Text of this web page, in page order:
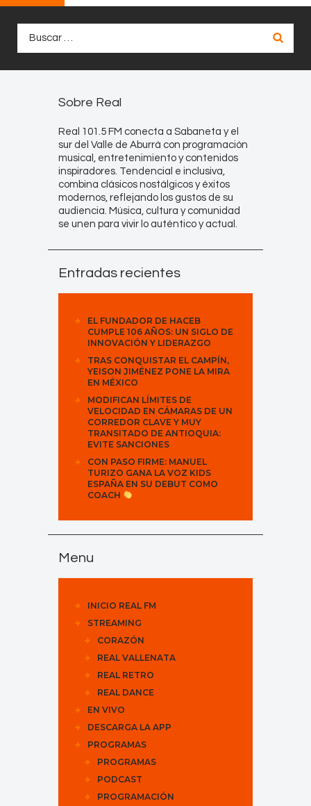
Sobre Real
Real 101.5 FM conecta a Sabaneta y el
sur del Valle de Aburrá con programación
musical, entretenimiento y contenidos
inspiradores. Tendencial e inclusiva,
combina clásicos nostálgicos y éxitos
modernos, reflejando los gustos de su
audiencia. Música, cultura y comunidad
se unen para vivir lo auténtico y actual.
Entradas recientes
EL FUNDADOR DE HACEB
CUMPLE 106 AÑOS: UN SIGLO DE
INNOVACIÓN Y LIDERAZGO
TRAS CONQUISTAR EL CAMPÍN,
YEISON JIMÉNEZ PONE LA MIRA
EN MÉXICO
MODIFICAN LÍMITES DE
VELOCIDAD EN CÁMARAS DE UN
CORREDOR CLAVE Y MUY
TRANSITADO DE ANTIOQUIA:
EVITE SANCIONES
CON PASO FIRME: MANUEL
TURIZO GANA LA VOZ KIDS
ESPAÑA EN SU DEBUT COMO
COACH
Menu
INICIO REAL FM
STREAMING
CORAZÓN
REAL VALLENATA
REAL RETRO
REAL DANCE
EN VIVO
DESCARGA LA APP
PROGRAMAS
PROGRAMAS
PODCAST
PROGRAMACIÓN